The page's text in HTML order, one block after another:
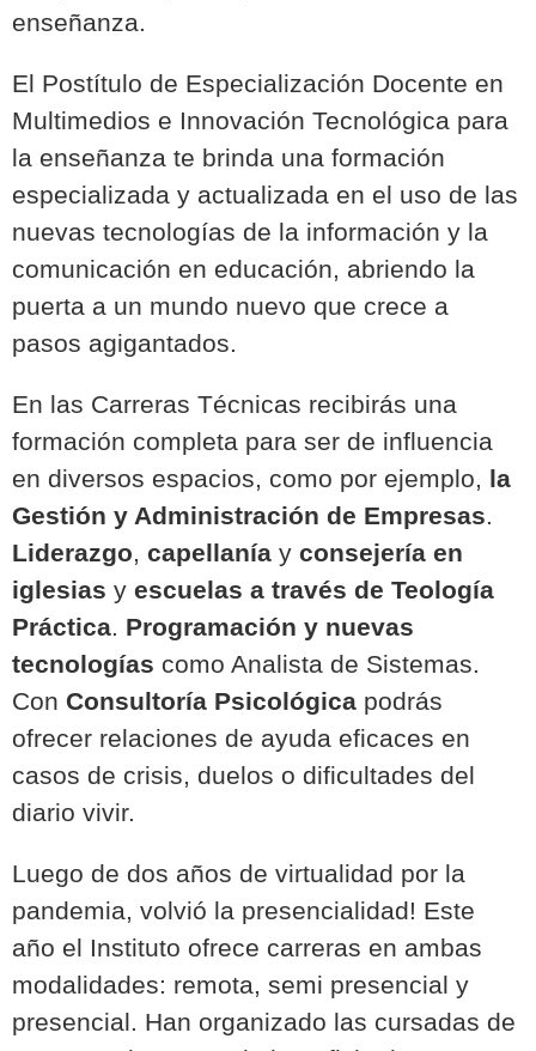
enseñanza.
El Postítulo de Especialización Docente en
Multimedios e Innovación Tecnológica para
la enseñanza te brinda una formación
especializada y actualizada en el uso de las
nuevas tecnologías de la información y la
comunicación en educación, abriendo la
puerta a un mundo nuevo que crece a
pasos agigantados.
En las Carreras Técnicas recibirás una
formación completa para ser de influencia
en diversos espacios, como por ejemplo, la
Gestión y Administración de Empresas
Liderazgo capellanía y consejería en
iglesias y escuelas a través de Teología
Práctica
Programación y nuevas
tecnologías como Analista de Sistemas.
Con Consultoría Psicológica podrás
ofrecer relaciones de ayuda eficaces en
casos de crisis, duelos o dificultades del
diario vivir.
Luego de dos años de virtualidad por la
pandemia, volvió la presencialidad! Este
año el Instituto ofrece carreras en ambas
modalidades: remota, semi presencial y
presencial. Han organizado las cursadas de